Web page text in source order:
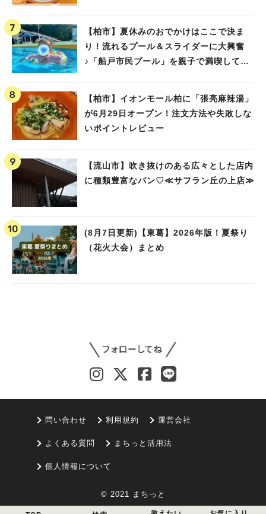
【柏市】夏休みのおでかけはここで決ま
り！流れるプール＆スライダーに大興奮
♪「船戸市民プール」を親子で満喫してき
【柏市】イオンモール柏に「張亮麻辣湯」
が6月29日オープン！注文方法や失敗しな
いポイントレビュー
【流山市】吹き抜けのある広々とした店内
に種類豊富なパン♡≪サフラン丘の上店≫
(8月7日更新)【東葛】2026年版！夏祭り
（花火大会）まとめ
問い合わせ 利用規約 運営会社
よくある質問 まちっと活用法
個人情報について
© 2021 まちっと